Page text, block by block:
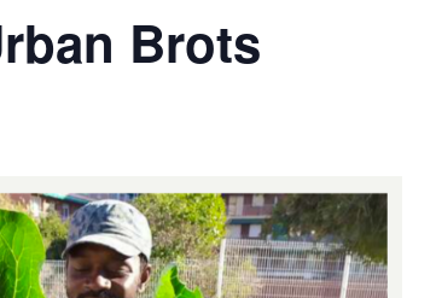
Brots